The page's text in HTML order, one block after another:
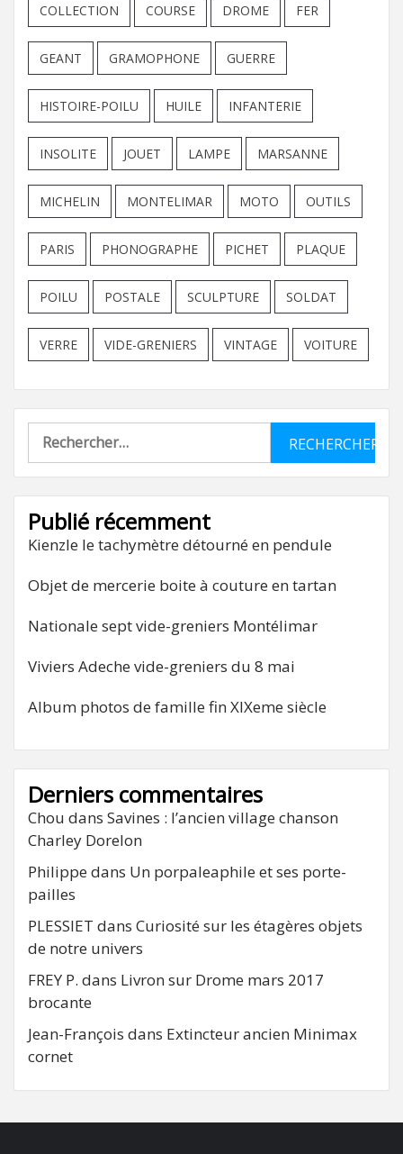
COLLECTION COURSE DROME FER
GEANT GRAMOPHONE GUERRE
HISTOIRE-POILU HUILE INFANTERIE
INSOLITE JOUET LAMPE MARSANNE
MICHELIN MONTELIMAR MOTO OUTILS
PARIS PHONOGRAPHE PICHET PLAQUE
POILU POSTALE SCULPTURE SOLDAT
VERRE VIDE-GRENIERS VINTAGE VOITURE
Rechercher :
Publié récemment
Kienzle le tachymètre détourné en pendule
Objet de mercerie boite à couture en tartan
Nationale sept vide-greniers Montélimar
Viviers Adeche vide-greniers du 8 mai
Album photos de famille fin XIXeme siècle
Derniers commentaires
Chou dans Savines : l’ancien village chanson
Charley Dorelon
Philippe dans Un porpaleaphile et ses porte-
pailles
PLESSIET dans Curiosité sur les étagères objets
de notre univers
FREY P. dans Livron sur Drome mars 2017
brocante
Jean-François dans Extincteur ancien Minimax
cornet